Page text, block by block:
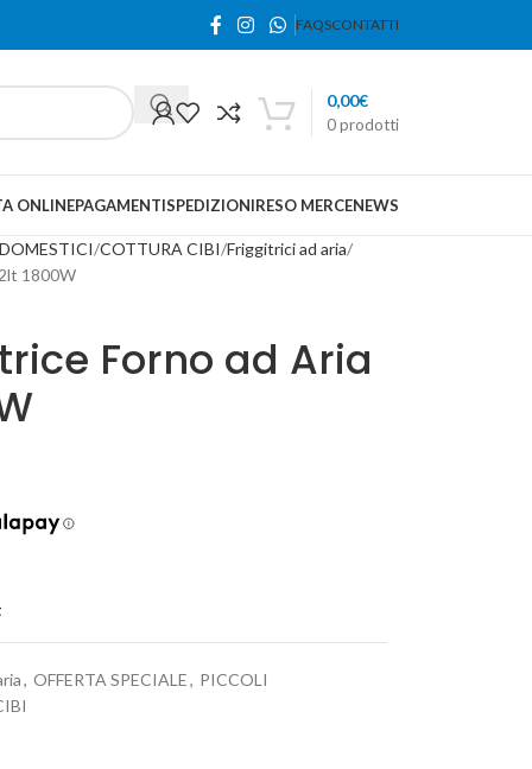
FAQSCONTATTI
0prodotti
0,00€
ONLINEPAGAMENTISPEDIZIONIRESO MERCENEWS
COTTURA CIBI Friggitrici ad aria
1800W
Forno ad Aria
, OFFERTA SPECIALE, PICCOLI